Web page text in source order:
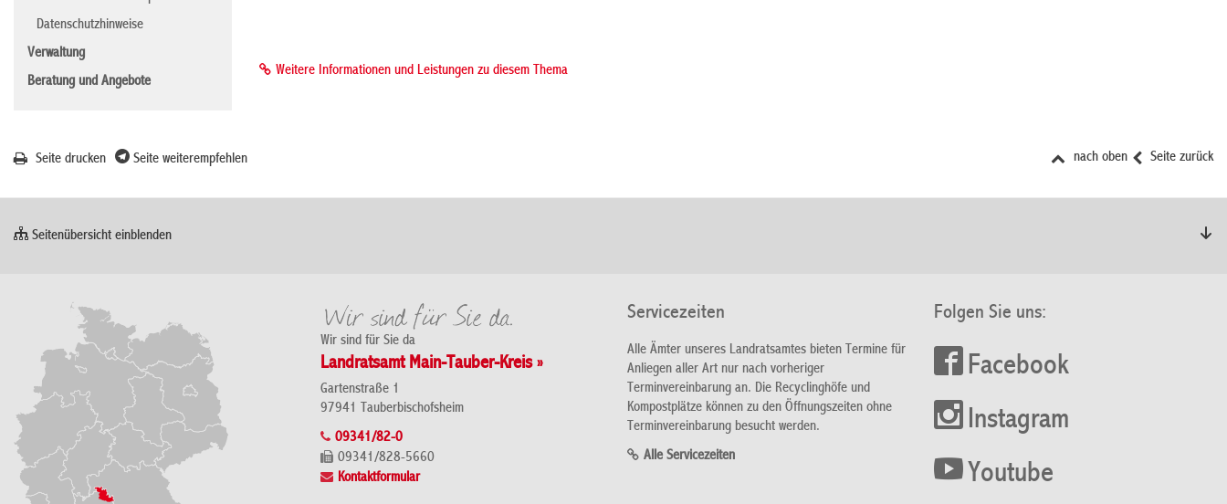
Datenschutzhinweise
Verwaltung
Beratung und Angebote
Weitere Informationen und Leistungen zu diesem Thema
Seite zurück
nach oben
Seite drucken Seite weiterempfehlen
Seitenübersicht einblenden
Wir sind für Sie da
Landratsamt Main-Tauber-Kreis »
Gartenstraße 1
97941 Tauberbischofsheim
09341/82-0
09341/828-5660
Kontaktformular
Servicezeiten
Alle Ämter unseres Landratsamtes bieten Termine für
Anliegen aller Art nur nach vorheriger
Terminvereinbarung an. Die Recyclinghöfe und
Kompostplätze können zu den Öffnungszeiten ohne
Terminvereinbarung besucht werden.
Alle Servicezeiten
Folgen Sie uns:
Facebook
Instagram
Youtube